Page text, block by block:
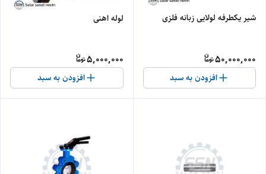
شیر یکطرفه لولایی زبانه فلزی
50,000,000
افزودن به سبد
لوله اهنی
5,000,000
افزودن به سبد